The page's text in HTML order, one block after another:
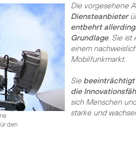
den
Die vorgesehene
Diensteanbieter
entbehrt
Grundlage. Sie ist
einem
Mobilfunkmarkt.
Sie
die
sich Menschen
starke und